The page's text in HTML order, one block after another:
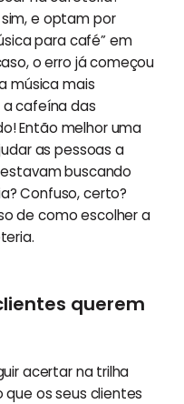
e optam por
para café” em
o erro já começou
música mais
cafeína das
Então melhor uma
as pessoas a
buscando
Confuso, certo?
de como escolher a
querem
acertar na trilha
os seus clientes